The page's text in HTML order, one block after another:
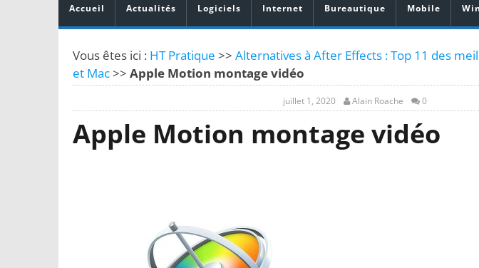
Accueil
Actualités Logiciels Internet Bureautique Mobile
Vous êtes ici : HT Pratique >> Alternatives à After Effects : Top 11 des
et Mac>> Apple Motion montage vidéo
juillet 1, 2020 Alain Roache 0
Apple Motion montage vidéo